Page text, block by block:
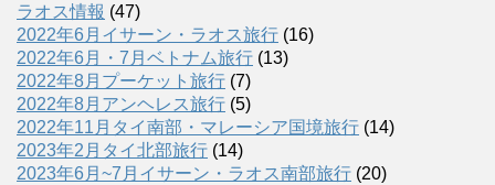
ラオス情報 (47)
2022年6月イサーン・ラオス旅行 (16)
2022年6月・7月ベトナム旅行 (13)
2022年8月プーケット旅行 (7)
2022年8月アンヘレス旅行 (5)
2022年11月タイ南部・マレーシア国境旅行 (14)
2023年2月タイ北部旅行 (14)
2023年6月~7月イサーン・ラオス南部旅行 (20)